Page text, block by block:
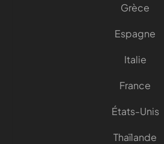
Grèce
Espagne
Italie
France
États-Unis
Thaïlande